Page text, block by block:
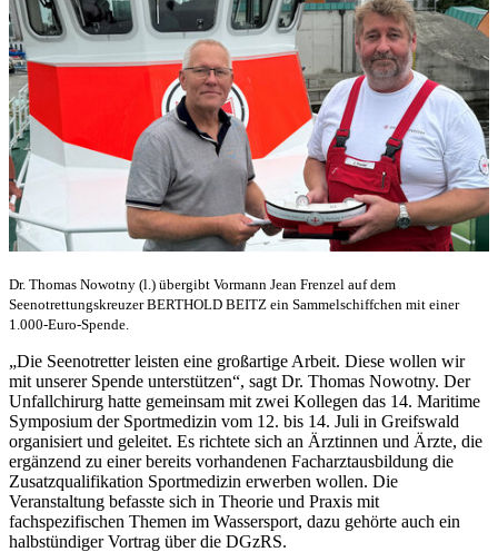
Dr. Thomas Nowotny (l.) übergibt Vormann Jean Frenzel auf dem
Seenotrettungskreuzer BERTHOLD BEITZ ein Sammelschiffchen mit einer
1.000-Euro-Spende.
„Die Seenotretter leisten eine großartige Arbeit. Diese wollen wir
mit unserer Spende unterstützen“, sagt Dr. Thomas Nowotny. Der
Unfallchirurg hatte gemeinsam mit zwei Kollegen das 14. Maritime
Symposium der Sportmedizin vom 12. bis 14. Juli in Greifswald
organisiert und geleitet. Es richtete sich an Ärztinnen und Ärzte, die
ergänzend zu einer bereits vorhandenen Facharztausbildung die
Zusatzqualifikation Sportmedizin erwerben wollen. Die
Veranstaltung befasste sich in Theorie und Praxis mit
fachspezifischen Themen im Wassersport, dazu gehörte auch ein
halbstündiger Vortrag über die DGzRS.